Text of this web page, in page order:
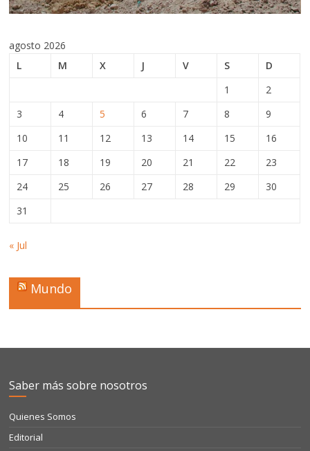
agosto 2026
L
M X J V S
D
1
2
3
4 5 6 7 8
9
10
11 12 13 14 15
16
17
18 19 20 21 22
23
24
25 26 27 28 29
30
31
« Jul
Mundo
Saber más sobre nosotros
Quienes Somos
Editorial